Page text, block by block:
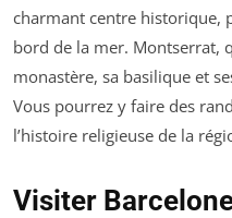
charmant centre historique,
bord de la mer. Montserrat,
monastère, sa basilique et
Vous pourrez y faire des
l’histoire religieuse de la
Visiter